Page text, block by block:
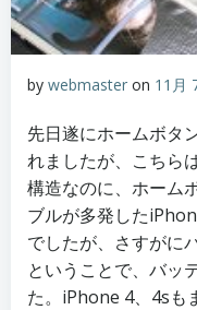
by webmaster on 11月
先日遂にホームボタ
れましたが、こちら
構造なのに、ホーム
ブルが多発した
でしたが、さすがに
ということで、バッ
た。iPhone 4、4sも